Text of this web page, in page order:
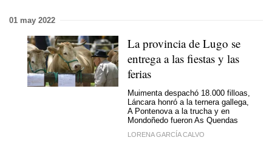
01 may 2022
La provincia de Lugo se
entrega a las fiestas y las
ferias
Muimenta despachó 18.000 filloas,
Láncara honró a la ternera gallega,
A Pontenova a la trucha y en
Mondoñedo fueron As Quendas
LORENA GARCÍA CALVO